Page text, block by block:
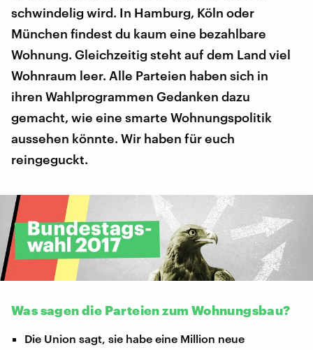
schwindelig wird. In Hamburg, Köln oder
München findest du kaum eine bezahlbare
Wohnung. Gleichzeitig steht auf dem Land viel
Wohnraum leer. Alle Parteien haben sich in
ihren Wahlprogrammen Gedanken dazu
gemacht, wie eine smarte Wohnungspolitik
aussehen könnte. Wir haben für euch
reingeguckt.
Was sagen die Parteien zum Wohnungsbau?
Die Union sagt, sie habe eine Million neue